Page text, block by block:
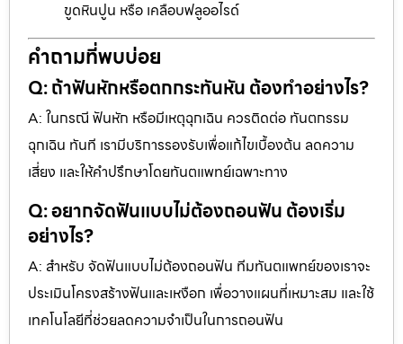
ขูดหินปูน หรือ เคลือบฟลูออไรด์
คำถามที่พบบ่อย
Q: ถ้าฟันหักหรือตกกระทันหัน ต้องทำอย่างไร?
A: ในกรณี ฟันหัก หรือมีเหตุฉุกเฉิน ควรติดต่อ ทันตกรรม
ฉุกเฉิน ทันที เรามีบริการรองรับเพื่อแก้ไขเบื้องต้น ลดความ
เสี่ยง และให้คำปรึกษาโดยทันตแพทย์เฉพาะทาง
Q: อยากจัดฟันแบบไม่ต้องถอนฟัน ต้องเริ่ม
อย่างไร?
A: สำหรับ จัดฟันแบบไม่ต้องถอนฟัน ทีมทันตแพทย์ของเราจะ
ประเมินโครงสร้างฟันและเหงือก เพื่อวางแผนที่เหมาะสม และใช้
เทคโนโลยีที่ช่วยลดความจำเป็นในการถอนฟัน